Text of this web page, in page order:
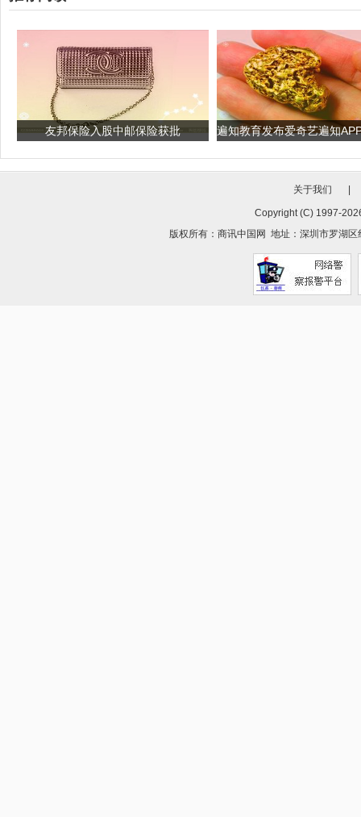
友邦保险入股中邮保险获批
关于我们
Copyright (C) 1997-
版权所有： 商讯中国网 地址：深圳市罗湖